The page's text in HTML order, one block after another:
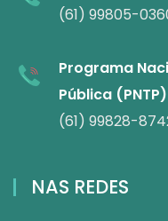
(61) 99805-
Programa
Pública (PNTP)
(61) 99828-
NAS REDES